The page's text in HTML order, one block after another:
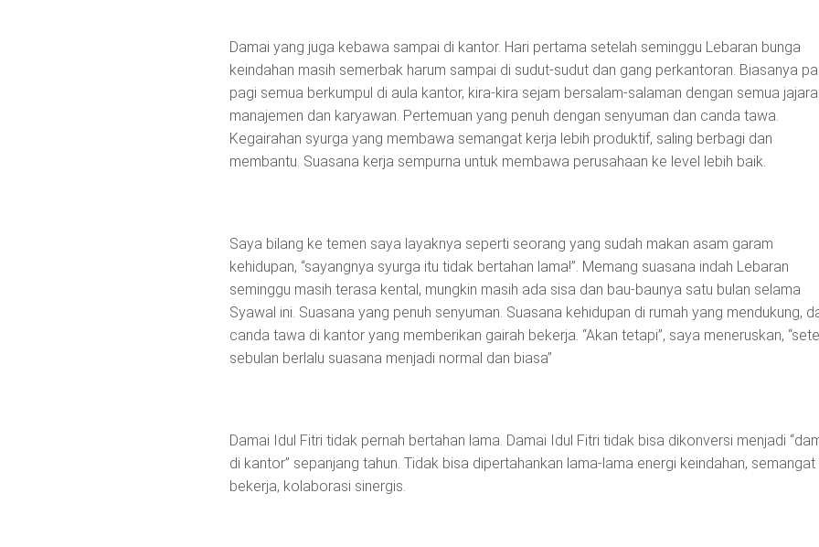
Damai yang juga kebawa sampai di kantor. Hari pertama setelah seminggu Lebaran bunga
keindahan masih semerbak harum sampai di sudut-sudut dan gang perkantoran. Biasanya
pagi semua berkumpul di aula kantor, kira-kira sejam bersalam-salaman dengan semua
manajemen dan karyawan. Pertemuan yang penuh dengan senyuman dan canda tawa.
Kegairahan syurga yang membawa semangat kerja lebih produktif, saling berbagi dan
membantu. Suasana kerja sempurna untuk membawa perusahaan ke level lebih baik.
Saya bilang ke temen saya layaknya seperti seorang yang sudah makan asam garam
kehidupan, “sayangnya syurga itu tidak bertahan lama!”. Memang suasana indah Lebaran
seminggu masih terasa kental, mungkin masih ada sisa dan bau-baunya satu bulan selama
Syawal ini. Suasana yang penuh senyuman. Suasana kehidupan di rumah yang mendukung,
canda tawa di kantor yang memberikan gairah bekerja. “Akan tetapi”, saya meneruskan,
sebulan berlalu suasana menjadi normal dan biasa”
Damai Idul Fitri tidak pernah bertahan lama. Damai Idul Fitri tidak bisa dikonversi menjadi
di kantor” sepanjang tahun. Tidak bisa dipertahankan lama-lama energi keindahan, semangat
bekerja, kolaborasi sinergis.